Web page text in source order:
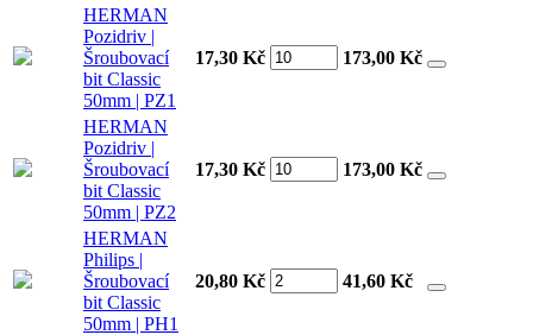
HERMAN
Pozidriv |
Šroubovací
bit Classic
50mm | PZ1
17,30 Kč 173,00 Kč
HERMAN
Pozidriv |
Šroubovací
bit Classic
50mm | PZ2
17,30 Kč 173,00 Kč
HERMAN
Philips |
Šroubovací
bit Classic
50mm | PH1
20,80 Kč 41,60 Kč